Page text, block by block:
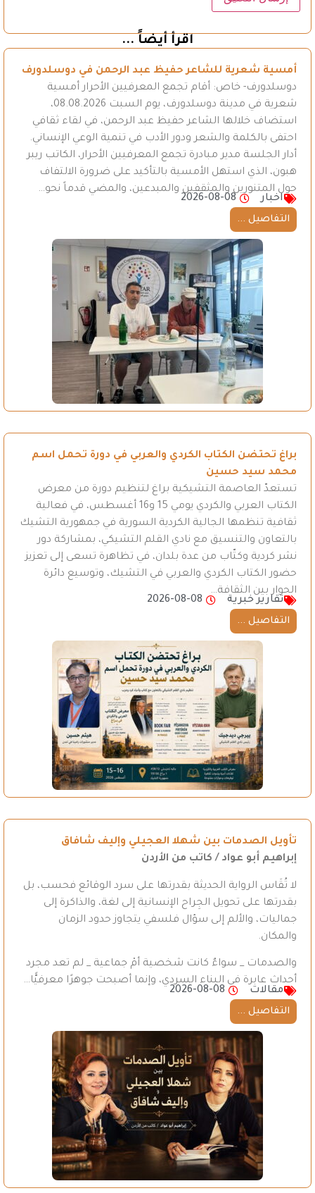
اقرأ أيضاً ...
أمسية شعرية للشاعر حفيظ عبد الرحمن في دوسلدورف
دوسلدورف- خاص: أقام تجمع المعرفيين الأحرار أمسية
شعرية في مدينة دوسلدورف، يوم السبت 08.08.2026،
استضاف خلالها الشاعر حفيظ عبد الرحمن، في لقاء ثقافي
احتفى بالكلمة والشعر ودور الأدب في تنمية الوعي الإنساني.
أدار الجلسة مدير مبادرة تجمع المعرفيين الأحرار، الكاتب ريبر
هبون، الذي استهل الأمسية بالتأكيد على ضرورة الالتفاف
حول المتنورين والمثقفين والمبدعين، والمضي قدماً نحو…
اخبار
2026-08-08
التفاصيل ...
براغ تحتضن الكتاب الكردي والعربي في دورة تحمل اسم
محمد سيد حسين
تستعدّ العاصمة التشيكية براغ لتنظيم دورة من معرض
الكتاب العربي والكردي يومي 15 و16 أغسطس، في فعالية
ثقافية تنظمها الجالية الكردية السورية في جمهورية التشيك
بالتعاون والتنسيق مع نادي القلم التشيكي، بمشاركة دور
نشر كردية وكتّاب من عدة بلدان، في تظاهرة تسعى إلى تعزيز
حضور الكتاب الكردي والعربي في التشيك، وتوسيع دائرة
الحوار بين الثقافة…
تقارير خبرية
2026-08-08
التفاصيل ...
تأويل الصدمات بين شهلا العجيلي وإليف شافاق
إبراهيم أبو عواد / كاتب من الأردن
لا تُقَاس الرواية الحديثة بقدرتها على سرد الوقائع فحسب، بل
بقدرتها على تحويل الجِراح الإنسانية إلى لغة، والذاكرة إلى
جماليات، والألم إلى سؤال فلسفي يتجاوز حدود الزمان
والمكان.
والصدمات _ سواءٌ كانت شخصية أمْ جماعية _ لم تعد مجرد
أحداث عابرة في البناء السردي، وإنما أصبحت جوهرًا معرفيًّا…
مقالات
2026-08-08
التفاصيل ...